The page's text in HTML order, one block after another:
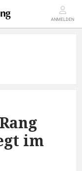
ANMELDEN
im